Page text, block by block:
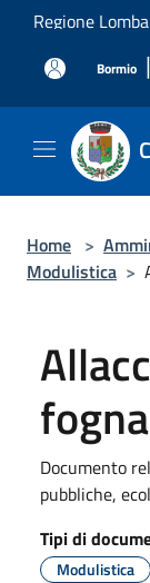
Salta al contenuto
Regione
Bormio |
Home >
Modulistica >
Documento
pubbliche,
Tipi di
Modulistica